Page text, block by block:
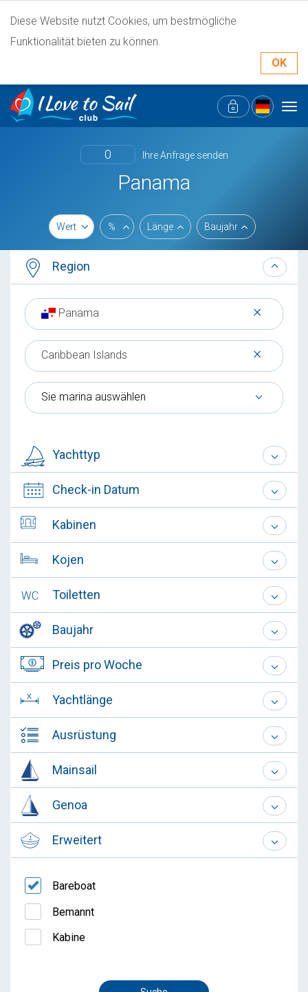
Diese Website nutzt Cookies, um bestmögliche
Funktionalität bieten zu können.
OK
0 Ihre Anfrage senden
Panama
Wert % Länge Baujahr
Region
×
Panama
×
Caribbean Islands
Sie marina auswählen
Yachttyp
Check-in Datum
Kabinen
Kojen
Toiletten
Baujahr
Preis pro Woche
Yachtlänge
Ausrüstung
Mainsail
Genoa
Erweitert
Bareboat
Bemannt
Kabine